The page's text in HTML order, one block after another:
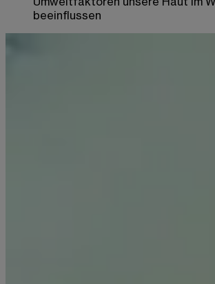
beeinflussen